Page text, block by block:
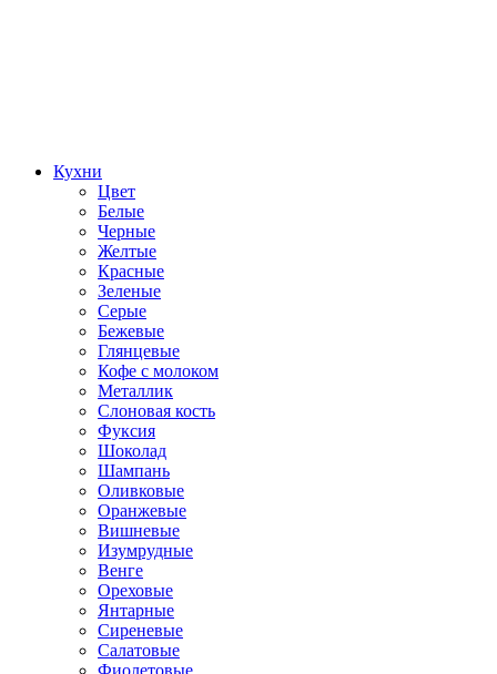
Кухни
Цвет
Белые
Черные
Желтые
Красные
Зеленые
Серые
Бежевые
Глянцевые
Кофе с молоком
Металлик
Слоновая кость
Фуксия
Шоколад
Шампань
Оливковые
Оранжевые
Вишневые
Изумрудные
Венге
Ореховые
Янтарные
Сиреневые
Салатовые
Фиолетовые